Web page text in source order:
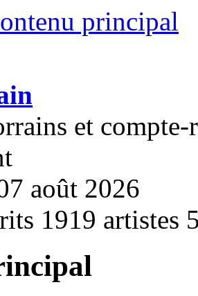
principal
et compte-
août 2026
1919 artistes